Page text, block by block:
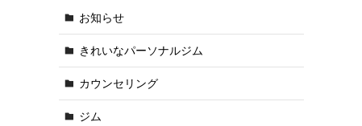
お知らせ
きれいなパーソナルジム
カウンセリング
ジム